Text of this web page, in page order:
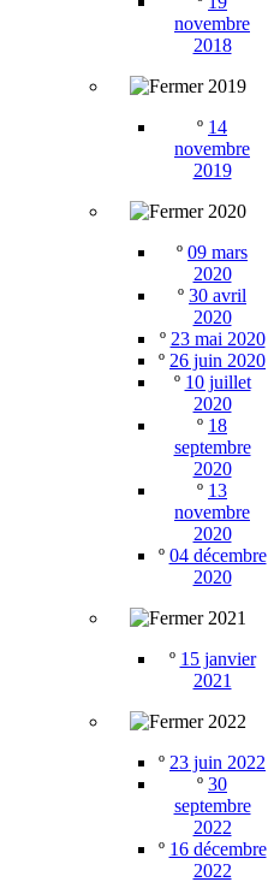
novembre
2018
2019
º 14
novembre
2019
2020
º 09 mars
2020
º 30 avril
2020
º 23 mai 2020
º 26 juin 2020
º 10 juillet
2020
º 18
septembre
2020
º 13
novembre
2020
º 04 décembre
2020
2021
º 15 janvier
2021
2022
º 23 juin 2022
º 30
septembre
2022
º 16 décembre
2022